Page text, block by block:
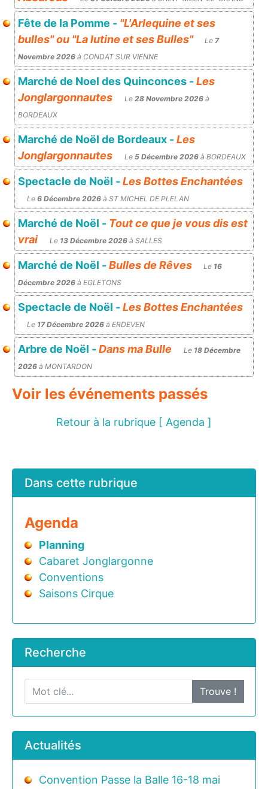
Fête de la Pomme - "L'Arlequine et ses
bulles" ou "La lutine et ses Bulles"
Le 7
Novembre 2026 à CONDAT SUR VIENNE
Marché de Noel des Quinconces -Les
Jonglargonnautes
Le 28 Novembre 2026 à
BORDEAUX
Marché de Noël de Bordeaux -Les
Jonglargonnautes
Le 5 Décembre 2026 à BORDEAUX
Spectacle de Noël -Les Bottes Enchantées
Le 6 Décembre 2026 à ST MICHEL DE PLELAN
Marché de Noël - Tout ce que je vous dis est
vrai
Le 13 Décembre 2026 à SALLES
Marché de Noël -Bulles de Rêves Le 16
Décembre 2026 à EGLETONS
Spectacle de Noël -Les Bottes Enchantées
Le 17 Décembre 2026 à ERDEVEN
Arbre de Noël -Dans ma Bulle Le 18 Décembre
2026 à MONTARDON
Voir les événements passés
Retour à la rubrique [ Agenda ]
Dans cette rubrique
Agenda
Planning
Cabaret Jonglargonne
Conventions
Saisons Cirque
Recherche
Trouve !
Actualités
Convention Passe la Balle 16-18 mai